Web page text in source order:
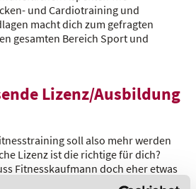
und Cardiotraining und
macht dich zum gefragten
gesamten Bereich Sport und
Lizenz/Ausbildung
soll also mehr werden
Lizenz ist die richtige für dich?
Fitnesskaufmann doch eher etwas